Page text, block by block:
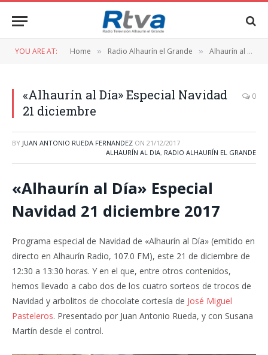
YOU ARE AT: Home » Radio Alhaurín el Grande » Alhaurín al Dia
«Alhaurín al Día» Especial Navidad
21 diciembre
0
BY JUAN ANTONIO RUEDA FERNANDEZ ON 21/12/2017
ALHAURÍN AL DIA, RADIO ALHAURÍN EL GRANDE
«Alhaurín al Día» Especial
Navidad 21 diciembre 2017
Programa especial de Navidad de «Alhaurín al Día» (emitido en
directo en Alhaurín Radio, 107.0 FM), este 21 de diciembre de
12:30 a 13:30 horas. Y en el que, entre otros contenidos,
hemos llevado a cabo dos de los cuatro sorteos de trocos de
Navidad y arbolitos de chocolate cortesía de José Miguel
Pasteleros. Presentado por Juan Antonio Rueda, y con Susana
Martín desde el control.